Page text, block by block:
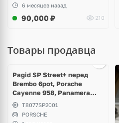
6 месяцев назад
90,000 ₽ 210
Товары продавца
Pagid SP Street+ перед
Brembo 6pot, Porsche
Cayenne 958, Panamera
970, Volkswagen Touareg
NF
T8077SP2001
PORSCHE